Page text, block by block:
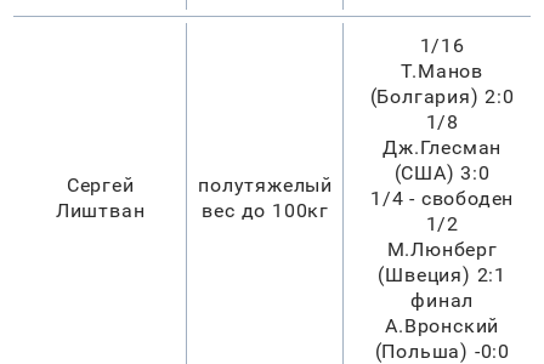
Сергей
Лиштван
полутяжелый
вес до 100кг
1/16
Т.Манов
(Болгария) 2:0
1/8
Дж.Глесман
(США) 3:0
1/4 - свободен
1/2
М.Люнберг
(Швеция) 2:1
финал
А.Вронский
(Польша) -0:0